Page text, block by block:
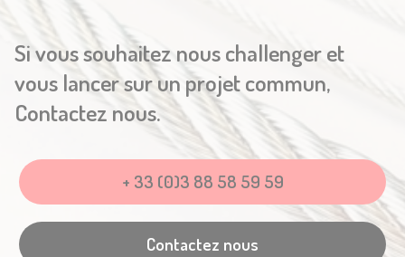
Si vous souhaitez nous challenger et
vous lancer sur un projet commun,
Contactez nous.
+ 33 (0)3 88 58 59 59
Contactez nous